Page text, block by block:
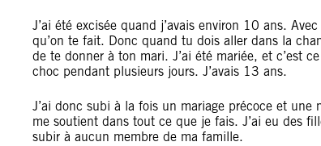
J’ai été excisée quand j’avais environ 10 ans.
qu’on te fait. Donc quand tu dois aller dans la
de te donner à ton mari. J’ai été mariée, et c’est
choc pendant plusieurs jours. J’avais 13 ans.
J’ai donc subi à la fois un mariage précoce et une
me soutient dans tout ce que je fais. J’ai eu des
subir à aucun membre de ma famille.